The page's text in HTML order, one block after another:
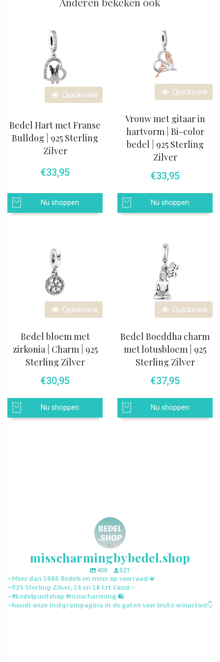
Quickview
Bedel Hart met Franse
Bulldog | 925 Sterling
Zilver
€33,95
Nu shoppen
Quickview
Vrouw met gitaar in
hartvorm | Bi-color
bedel | 925 Sterling
Zilver
€33,95
Nu shoppen
Quickview
Bedel bloem met
zirkonia | Charm | 925
Sterling Zilver
€30,95
Nu shoppen
Quickview
Bedel Boeddha charm
met lotusbloem | 925
Sterling Zilver
€37,95
Nu shoppen
misscharmingbybedel.shop
400
521
~𝕄𝕖𝕖𝕣 𝕕𝕒𝕟 𝟙𝟘𝟘𝟘 𝔹𝕖𝕕𝕖𝕝𝕤 𝕖𝕟 𝕞𝕖𝕖𝕣 𝕠𝕡 𝕧𝕠𝕠𝕣𝕣𝕒𝕒𝕕 💎
~𝟡𝟚𝟝 𝕊𝕥𝕖𝕣𝕝𝕚𝕟𝕘 ℤ𝕚𝕝𝕧𝕖𝕣, 𝟙𝟜 𝕖𝕟 𝟙𝟠 𝕜𝕣𝕥 𝔾𝕠𝕦𝕕 ✨
~#𝕓𝕖𝕕𝕖𝕝𝕡𝕦𝕟𝕥𝕤𝕙𝕠𝕡 #𝕞𝕚𝕤𝕤𝕔𝕙𝕒𝕣𝕞𝕚𝕟𝕘 🛍️
~𝕙𝕠𝕦𝕕𝕥 𝕠𝕟𝕫𝕖 𝕀𝕟𝕤𝕥𝕘𝕣𝕒𝕞𝕡𝕒𝕘𝕚𝕟𝕒 𝕚𝕟 𝕕𝕖 𝕘𝕒𝕥𝕖𝕟 𝕧𝕠𝕠𝕣 𝕝𝕖𝕦𝕜𝕖 𝕨𝕚𝕟𝕒𝕔𝕥𝕚𝕖𝕤!👇